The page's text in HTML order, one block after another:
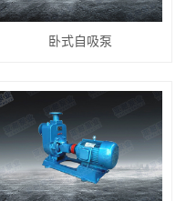
卧式自吸泵